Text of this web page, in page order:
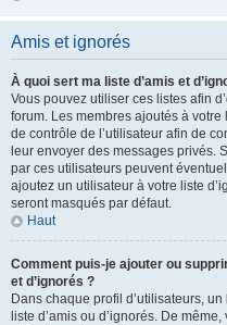
Amis et ignorés
À quoi sert ma liste d’amis et
Vous pouvez utiliser ces listes afin
forum. Les membres ajoutés à
de contrôle de l’utilisateur afin de
leur envoyer des messages privés.
par ces utilisateurs peuvent
ajoutez un utilisateur à votre liste
seront masqués par défaut.
Haut
Comment puis-je ajouter ou
et d’ignorés ?
Dans chaque profil d’utilisateurs,
liste d’amis ou d’ignorés. De